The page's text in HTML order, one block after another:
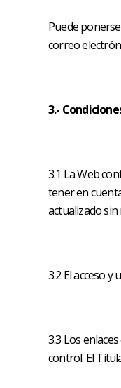
Puede
correo
3.-
3.1 La Web
tener en
actualizado
3.2 El acceso
3.3 Los
control. El